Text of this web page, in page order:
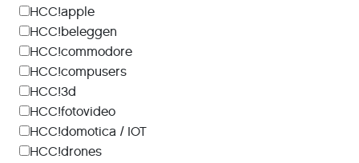
HCC!apple
HCC!beleggen
HCC!commodore
HCC!compusers
HCC!3d
HCC!fotovideo
HCC!domotica / IOT
HCC!drones